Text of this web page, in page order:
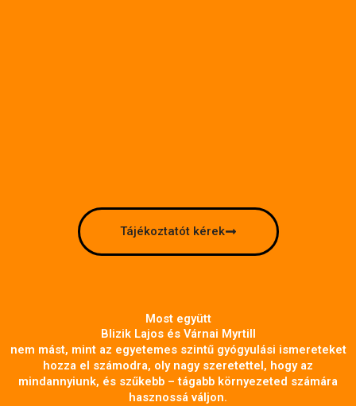
Tájékoztatót kérek
Most együtt
Blizik Lajos és Várnai Myrtill
nem mást, mint az egyetemes szintű gyógyulási ismereteket
hozza el számodra, oly nagy szeretettel, hogy az
mindannyiunk, és szűkebb – tágabb környezeted számára
hasznossá váljon.